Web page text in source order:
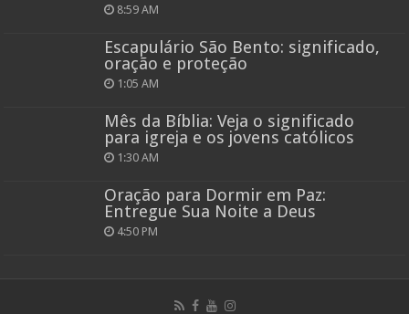
8:59 AM
Escapulário São Bento: significado,
oração e proteção
1:05 AM
Mês da Bíblia: Veja o significado
para igreja e os jovens católicos
1:30 AM
Oração para Dormir em Paz:
Entregue Sua Noite a Deus
4:50 PM